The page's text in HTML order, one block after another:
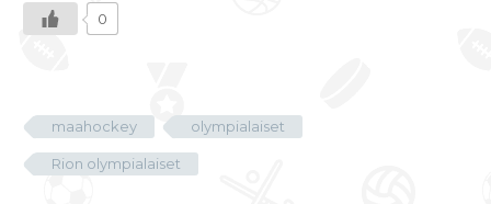
0
maahockey olympialaiset
Rion olympialaiset